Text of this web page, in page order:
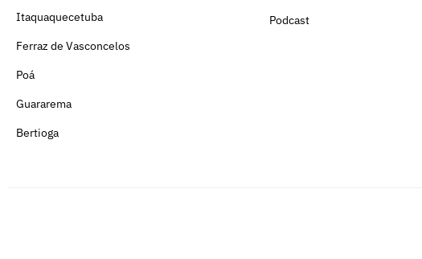
Itaquaquecetuba
Ferraz de Vasconcelos
Poá
Guararema
Bertioga
Podcast